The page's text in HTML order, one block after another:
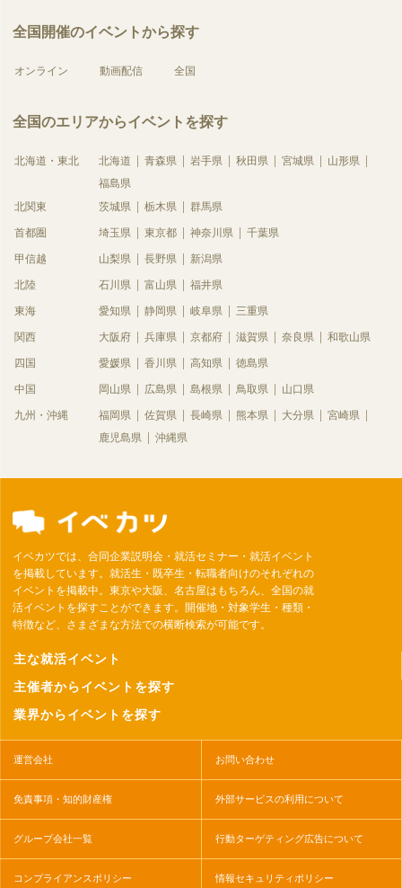
全国開催のイベントから探す
オンライン 動画配信 全国
全国のエリアからイベントを探す
北海道・東北 北海道 青森県 岩手県 秋田県 宮城県
山形県
福島県
北関東
茨城県 栃木県 群馬県
首都圏 埼玉県 東京都 神奈川県 千葉県
甲信越 山梨県 長野県 新潟県
北陸 石川県 富山県 福井県
東海 愛知県 静岡県 岐阜県 三重県
関西 大阪府 兵庫県 京都府 滋賀県 奈良県 和歌山県
四国 愛媛県 香川県 高知県 徳島県
中国 岡山県 広島県 島根県 鳥取県 山口県
九州・沖縄 福岡県 佐賀県 長崎県 熊本県 大分県
宮崎県
鹿児島県
沖縄県
イベカツでは、合同企業説明会・就活セミナー・就活イベント
を掲載しています。就活生・既卒生・転職者向けのそれぞれの
イベントを掲載中。東京や大阪、名古屋はもちろん、全国の就
活イベントを探すことができます。開催地・対象学生・種類・
特徴など、さまざまな方法での横断検索が可能です。
主な就活イベント
主催者からイベントを探す
業界からイベントを探す
運営会社 お問い合わせ
免責事項・知的財産権 外部サービスの利用について
グループ会社一覧 行動ターゲティング広告について
コンプライアンスポリシー 情報セキュリティポリシー